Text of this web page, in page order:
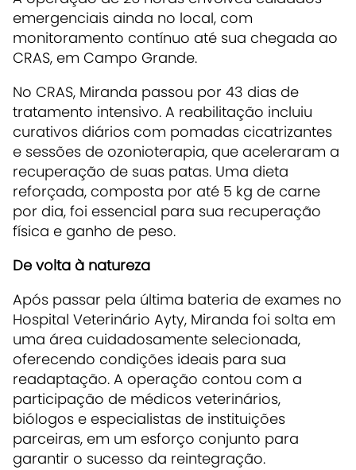
emergenciais ainda no local, com
monitoramento contínuo até sua chegada ao
CRAS, em Campo Grande.
No CRAS, Miranda passou por 43 dias de
tratamento intensivo. A reabilitação incluiu
curativos diários com pomadas cicatrizantes
e sessões de ozonioterapia, que aceleraram a
recuperação de suas patas. Uma dieta
reforçada, composta por até 5 kg de carne
por dia, foi essencial para sua recuperação
física e ganho de peso.
De volta à natureza
Após passar pela última bateria de exames no
Hospital Veterinário Ayty, Miranda foi solta em
uma área cuidadosamente selecionada,
oferecendo condições ideais para sua
readaptação. A operação contou com a
participação de médicos veterinários,
biólogos e especialistas de instituições
parceiras, em um esforço conjunto para
garantir o sucesso da reintegração.